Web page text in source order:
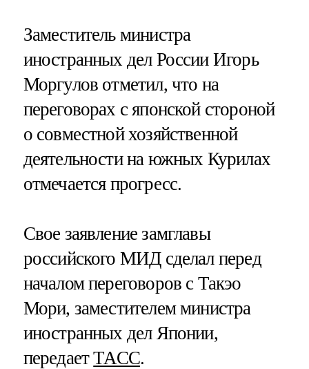
Заместитель министра
иностранных дел России Игорь
Моргулов отметил, что на
переговорах с японской стороной
о совместной хозяйственной
деятельности на южных Курилах
отмечается прогресс.
Свое заявление замглавы
российского МИД сделал перед
началом переговоров с Такэо
Мори, заместителем министра
иностранных дел Японии,
передаетТАСС.